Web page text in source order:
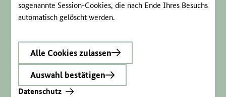
sogenannte Session-Cookies, die nach Ende Ihres Besuchs
automatisch gelöscht werden.
Alle Cookies zulassen
Auswahl bestätigen
Datenschutz